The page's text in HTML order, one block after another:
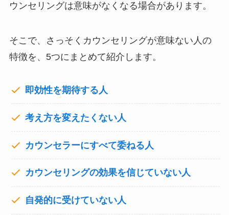
ウンセリングは意味がなくなる場合があります。
そこで、さっそくカウンセリングが意味ない人の
特徴を、5つにまとめて紹介します。
即効性を期待する人
考え方を変えたくない人
カウンセラーにすべて委ねる人
カウンセリングの効果を信じていない人
自発的に受けていない人